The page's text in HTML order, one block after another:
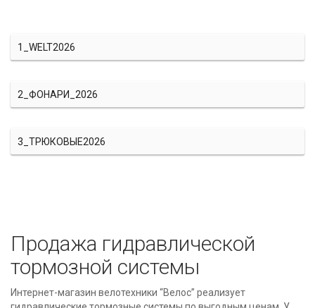
1_WELT2026
2_ФОНАРИ_2026
3_ТРЮКОВЫЕ2026
Продажа гидравлической
тормозной системы
Интернет-магазин велотехники “Велос” реализует